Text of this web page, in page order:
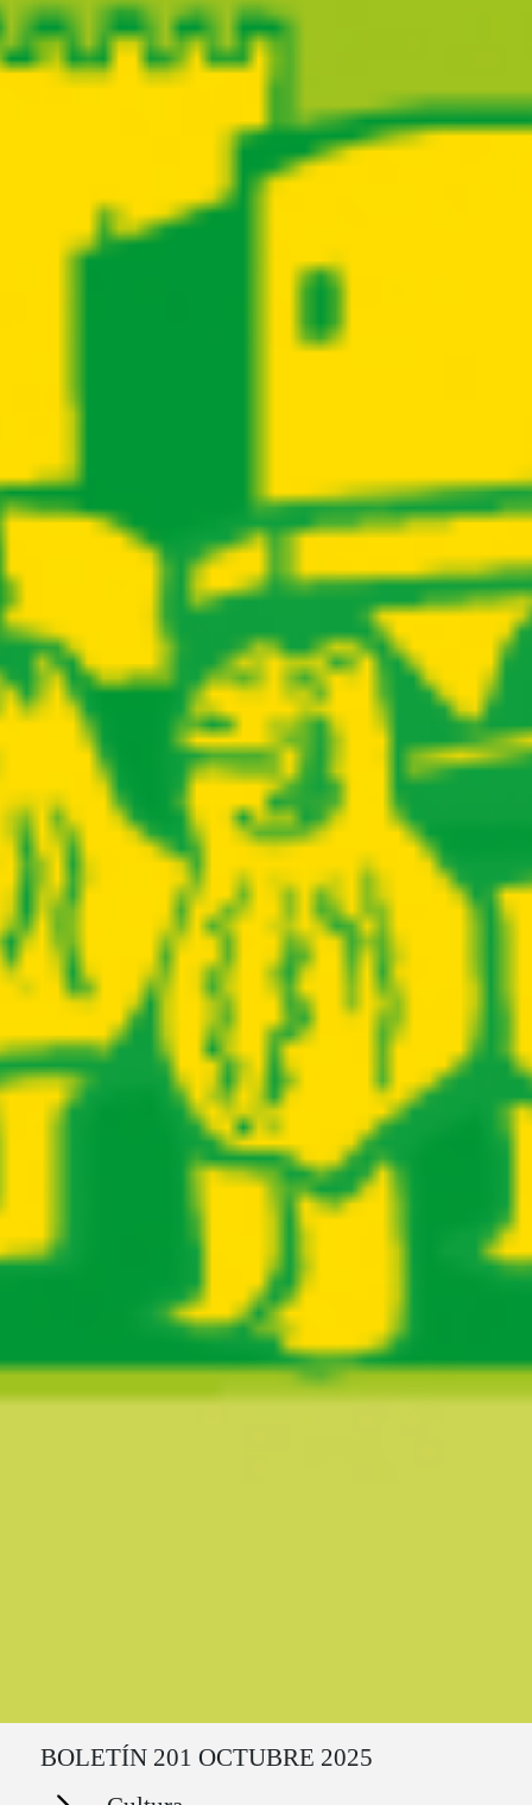
BOLETÍN 201 OCTUBRE 2025
Secciones